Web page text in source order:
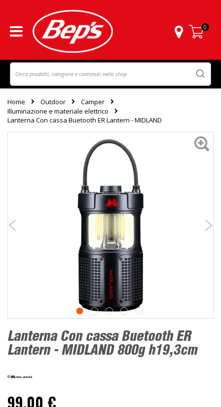
Carrello
0
Home Outdoor
Camper
Illuminazione e materiale elettrico
Lanterna Con cassa Buetooth ER Lantern - MIDLAND
Lanterna Con cassa Buetooth ER
Lantern - MIDLAND 800g h19,3cm
99,00 €